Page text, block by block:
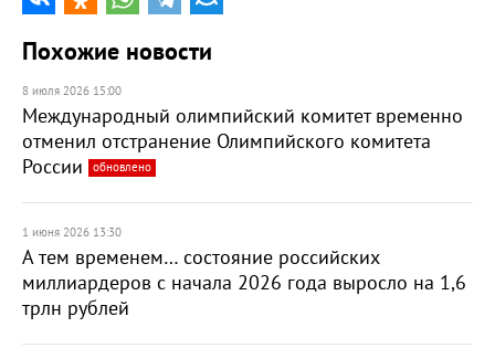
Похожие новости
8 июля 2026 15:00
Международный олимпийский комитет временно
отменил отстранение Олимпийского комитета
России
обновлено
1 июня 2026 13:30
А тем временем… состояние российских
миллиардеров с начала 2026 года выросло на 1,6
трлн рублей